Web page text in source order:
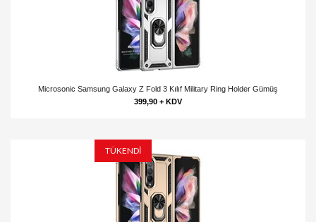
Microsonic Samsung Galaxy Z Fold 3 Kılıf Military Ring Holder Gümüş
399,90 + KDV
TÜKENDİ